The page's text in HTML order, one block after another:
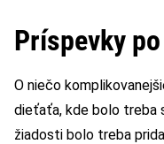
Príspevky
O niečo
dieťaťa, kde bolo treba
žiadosti bolo treba